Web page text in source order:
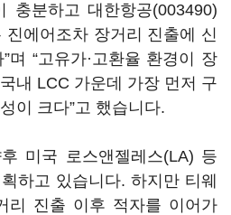
충분하고 대한항공(003490)
에어조차 장거리 진출에 신
며 “고유가·고환율 환경이 장
내 LCC 가운데 가장 먼저 구
이 크다”고 했습니다.
미국 로스앤젤레스(LA) 등
하고 있습니다. 하지만 티웨
리 진출 이후 적자를 이어가